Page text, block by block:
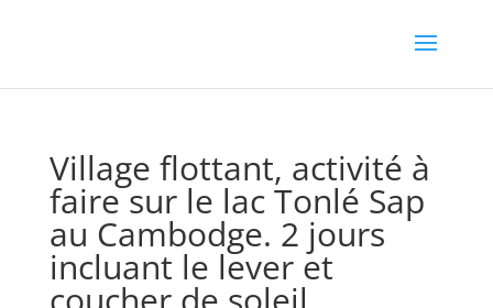
Village flottant, activité à
faire sur le lac Tonlé Sap
au Cambodge. 2 jours
incluant le lever et